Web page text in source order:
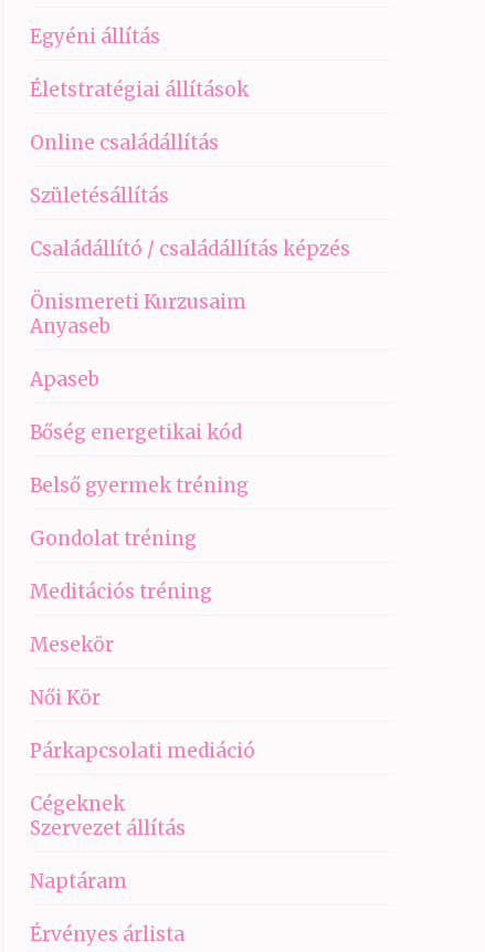
Egyéni állítás
Életstratégiai állítások
Online családállítás
Születésállítás
Családállító / családállítás képzés
Önismereti Kurzusaim
Anyaseb
Apaseb
Bőség energetikai kód
Belső gyermek tréning
Gondolat tréning
Meditációs tréning
Mesekör
Női Kör
Párkapcsolati mediáció
Cégeknek
Szervezet állítás
Naptáram
Érvényes árlista